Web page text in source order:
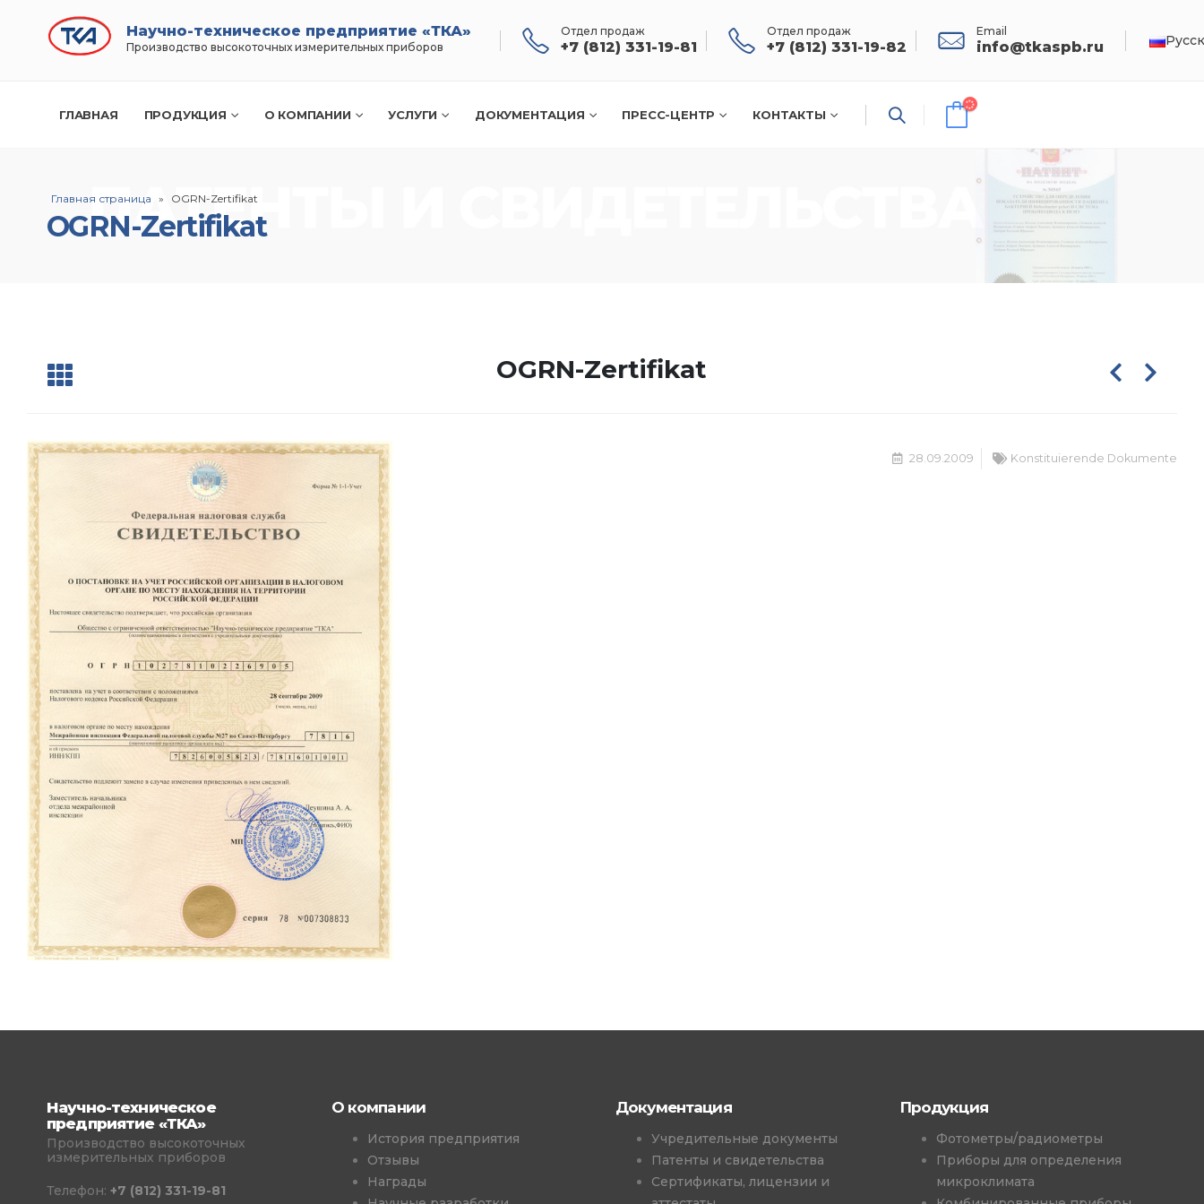
Научно-техническое предприятие «ТКА»
Производство высокоточных измерительных приборов
Отдел продаж
+7 (812) 331-19-81
Отдел продаж
+7 (812) 331-19-82
Email
info@tkaspb.ru
ГЛАВНАЯ ПРОДУКЦИЯ О КОМПАНИИ УСЛУГИ ДОКУМЕНТАЦИЯ ПРЕСС-ЦЕНТР КОНТАКТЫ
Главная страница » OGRN-Zertifikat
OGRN-Zertifikat
OGRN-Zertifikat
28.09.2009 Konstituierende Dokumente
Научно-техническое
предприятие «ТКА»
Производство высокоточных
измерительных приборов
Телефон: +7 (812) 331-19-81
О компании
История предприятия
Отзывы
Награды
Документация
Учредительные документы
Патенты и свидетельства
Сертификаты, лицензии и
Продукция
Фотометры/радиометры
Приборы для определения
микроклимата